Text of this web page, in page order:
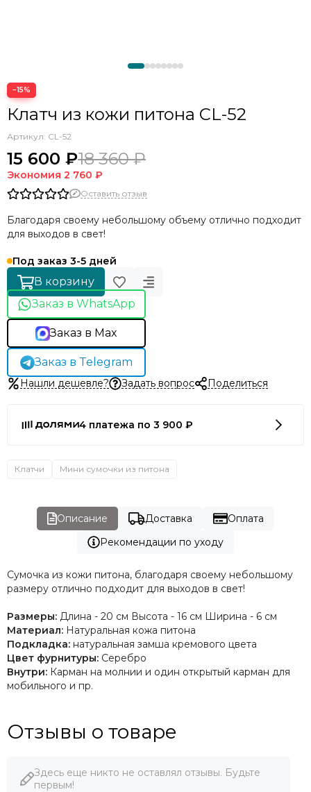
−15%
Клатч из кожи питона CL-52
Артикул: CL-52
15 600 ₽18 360 ₽
Экономия 2 760 ₽
Оставить отзыв
Благодаря своему небольшому объему отлично подходит
для выходов в свет!
Под заказ 3-5 дней
В корзину
Заказ в WhatsApp
Заказ в Max
Заказ в Telegram
Нашли дешевле? Задать вопрос Поделиться
4 платежа по 3 900 ₽
Клатчи Мини сумочки из питона
Описание Доставка
Оплата
Рекомендации по уходу
Сумочка из кожи питона, благодаря своему небольшому
размеру отлично подходит для выходов в свет!
Размеры: Длина - 20 см Высота - 16 см Ширина - 6 см
Материал: Натуральная кожа питона
Подкладка: натуральная замша кремового цвета
Цвет фурнитуры: Серебро
Внутри: Карман на молнии и один открытый карман для
мобильного и пр.
Отзывы о товаре
Здесь еще никто не оставлял отзывы. Будьте
первым!